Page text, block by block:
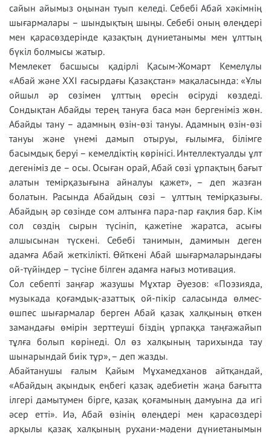
сайын айымыз оңынан туып келеді. Себебі Абай хәкімнің
шығармалары – шындықтың шыңы. Себебі оның өлеңдері
мен қарасөздерінде қазақтың дүниетанымы мен ұлттың
бүкіл болмысы жатыр.
Мемлекет басшысы қадірлі Қасым-Жомарт Кемелұлы
«Абай және ХХІ ғасырдағы Қазақстан» мақаласында: «Ұлы
ойшыл әр сөзімен ұлттың өресін өсіруді көздеді.
Сондықтан Абайды терең тануға баса мән бергеніміз жөн.
Абайды тану – адамның өзін-өзі тануы. Адамның өзін-өзі
тануы және үнемі дамып отыруы, ғылымға, білімге
басымдық беруі – кемелдіктің көрінісі. Интеллектуалды ұлт
дегеніміз де – осы. Осыған орай, Абай сөзі ұрпақтың бағыт
алатын темірқазығына айналуы қажет», – деп жазған
болатын. Расында Абайдың сөзі – ұлттың темірқазығы.
Абайдың әр сөзінде сом алтынға пара-пар ғақлия бар. Кім
сол сөздің сырын түсініп, қажетіне жаратса, асығы
алшысынан түскені. Себебі танимын, дамимын деген
адамға Абай жеткілікті. Өйткені Абай шығармаларындағы
ой-түйіндер – түсіне білген адамға нағыз мотивация.
Сол себепті заңғар жазушы Мұхтар Әуезов: «Поэзияда,
музыкада қоғамдық-азаттық ой-пікір саласында өлмес-
өшпес шығармалар берген Абай қазақ халқының өткен
замандағы өмірін зерттеуші біздің ұрпаққа таңғажайып
тұлға болып көрінеді. Ол өз халқының тарихында тау
шынарындай биік тұр», – деп жазды.
Абайтанушы ғалым Қайым Мұхамедханов айтқандай,
«Абайдың ақындық еңбегі қазақ әдебиетін жаңа бағытта
ілгері дамытумен бірге, қазақ қоғамының дамуына да игі
әсер етті». Иә, Абай өзінің өлеңдері мен қарасөздері
арқылы қазақ халқының рухани-мәдени дүниетанымын